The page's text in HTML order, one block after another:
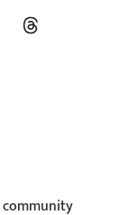
Tiktok
community